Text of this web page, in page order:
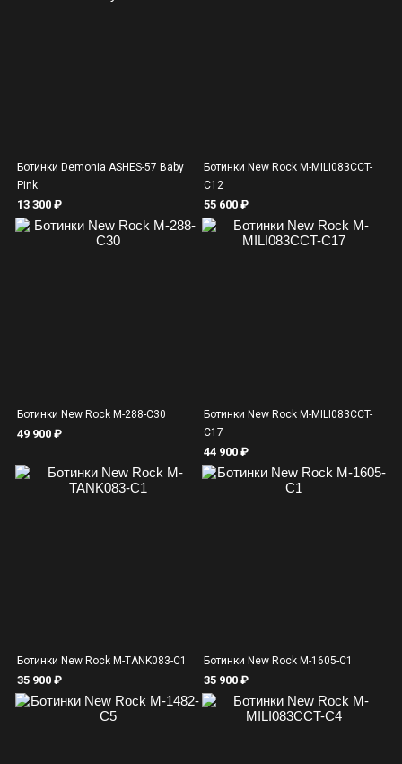
Ботинки Demonia ASHES-57 Baby
Pink
13 300 ₽
Ботинки New Rock M-MILI083CCT-
C12
55 600 ₽
Ботинки New Rock M-288-C30
49 900 ₽
Ботинки New Rock M-MILI083CCT-
C17
44 900 ₽
Ботинки New Rock M-TANK083-C1
35 900 ₽
Ботинки New Rock M-1605-C1
35 900 ₽